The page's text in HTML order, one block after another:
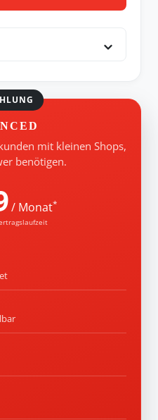
mit kleinen Shops,
benötigen.
/ Monat*